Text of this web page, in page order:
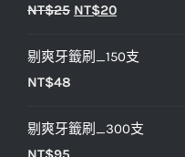
格：
格：
NT$25 原
價
NT$20目
價
剔爽牙籤刷_150支
NT$48
剔爽牙籤刷_300支